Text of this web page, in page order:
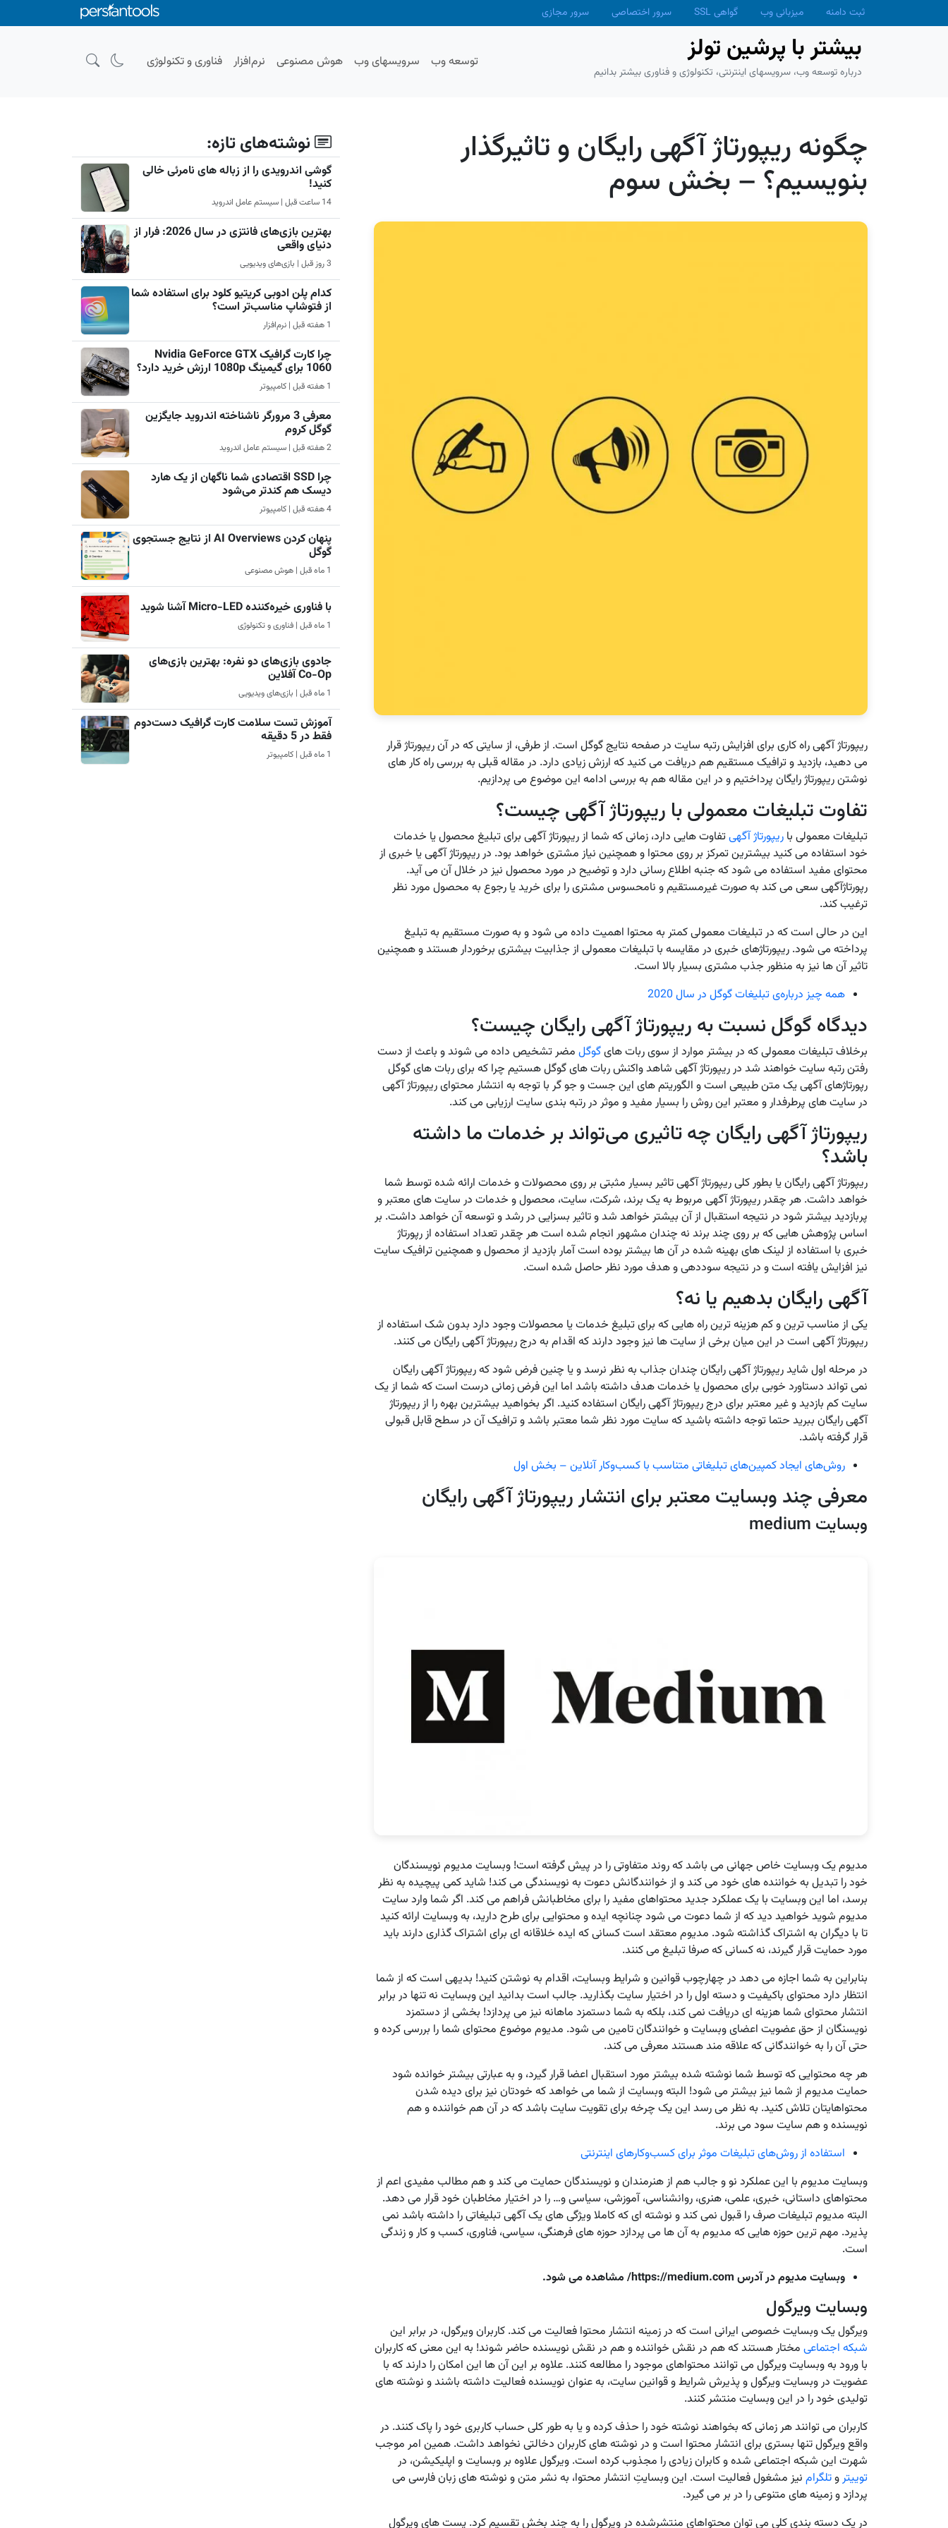
Skip to main contentثبت دامنه میزبانی وب گواهی SSL سرور اختصاصی سرور مجازی
بیشتر با پرشین تولز
درباره توسعه وب، سرویسهای اینترنتی، تکنولوژی و فناوری بیشتر بدانیم
توسعه وب سرویسهای وب هوش مصنوعی نرم‌افزار فناوری و تکنولوژی
چگونه ریپورتاژ آگهی رایگان و تاثیرگذار
بنویسیم؟ – بخش سوم
ریپورتاژ آگهی راه کاری برای افزایش رتبه سایت در صفحه نتایج گوگل است. از طرفی، از سایتی که در آن ریپورتاژ قرار
می دهید، بازدید و ترافیک مستقیم هم دریافت می کنید که ارزش زیادی دارد. در مقاله قبلی به بررسی راه کار های
نوشتن ریپورتاژ رایگان پرداختیم و در این مقاله هم به بررسی ادامه این موضوع می پردازیم.
تفاوت تبلیغات معمولی با ریپورتاژ آگهی چیست؟
تبلیغات معمولی با ریپورتاژ آگهیتفاوت هایی دارد، زمانی که شما از ریپورتاژ آگهی برای تبلیغ محصول یا خدمات
خود استفاده می کنید بیشترین تمرکز بر روی محتوا و همچنین نیاز مشتری خواهد بود. در ریپورتاژ آگهی یا خبری از
محتوای مفید استفاده می شود که جنبه اطلاع رسانی دارد و توضیح در مورد محصول نیز در خلال آن می آید.
رپورتاژآگهی سعی می کند به صورت غیرمستقیم و نامحسوس مشتری را برای خرید یا رجوع به محصول مورد نظر
ترغیب کند.
این در حالی است که در تبلیغات معمولی کمتر به محتوا اهمیت داده می شود و به صورت مستقیم به تبلیغ
پرداخته می شود. ریپورتاژهای خبری در مقایسه با تبلیغات معمولی از جذابیت بیشتری برخوردار هستند و همچنین
تاثیر آن ها نیز به منظور جذب مشتری بسیار بالا است.
همه چیز درباره‌ی تبلیغات گوگل در سال 2020
دیدگاه گوگل نسبت به ریپورتاژ آگهی رایگان چیست؟
برخلاف تبلیغات معمولی که در بیشتر موارد از سوی ربات هایگوگل مضر تشخیص داده می شوند و باعث از دست
رفتن رتبه سایت خواهند شد در ریپورتاژ آگهی شاهد واکنش ربات های گوگل هستیم چرا که برای ربات های گوگل
رپورتاژهای آگهی یک متن طبیعی است و الگوریتم های این جست و جو گر با توجه به انتشار محتوای ریپورتاژ آگهی
در سایت های پرطرفدار و معتبر این روش را بسیار مفید و موثر در رتبه بندی سایت ارزیابی می کند.
ریپورتاژ آگهی رایگان چه تاثیری می‌تواند بر خدمات ما داشته
باشد؟
ریپورتاژ آگهی رایگان یا بطور کلی ریپورتاژ آگهی تاثیر بسیار مثبتی بر روی محصولات و خدمات ارائه شده توسط شما
خواهد داشت. هر چقدر ریپورتاژ آگهی مربوط به یک برند، شرکت، سایت، محصول و خدمات در سایت های معتبر و
پربازدید بیشتر شود در نتیجه استقبال از آن بیشتر خواهد شد و تاثیر بسزایی در رشد و توسعه آن خواهد داشت. بر
اساس پژوهش هایی که بر روی چند برند نه چندان مشهور انجام شده است هر چقدر تعداد استفاده از رپورتاژ
خبری با استفاده از لینک های بهینه شده در آن ها بیشتر بوده است آمار بازدید از محصول و همچنین ترافیک سایت
نیز افزایش یافته است و در نتیجه سوددهی و هدف مورد نظر حاصل شده است.
آگهی رایگان بدهیم یا نه؟
یکی از مناسب ترین و کم هزینه ترین راه هایی که برای تبلیغ خدمات یا محصولات وجود دارد بدون شک استفاده از
ریپورتاژ آگهی است در این میان برخی از سایت ها نیز وجود دارند که اقدام به درج ریپورتاژ آگهی رایگان می کنند.
در مرحله اول شاید ریپورتاژ آگهی رایگان چندان جذاب به نظر نرسد و یا چنین فرض شود که ریپورتاژ آگهی رایگان
نمی تواند دستاورد خوبی برای محصول یا خدمات هدف داشته باشد اما این فرض زمانی درست است که شما از یک
سایت کم بازدید و غیر معتبر برای درج ریپورتاژ آگهی رایگان استفاده کنید. اگر بخواهید بیشترین بهره را از ریپورتاژ
آگهی رایگان ببرید حتما توجه داشته باشید که سایت مورد نظر شما معتبر باشد و ترافیک آن در سطح قابل قبولی
قرار گرفته باشد.
روش‌های ایجاد کمپین‌های تبلیغاتی متناسب با کسب‌وکار آنلاین – بخش اول
معرفی چند وبسایت معتبر برای انتشار ریپورتاژ آگهی رایگان
وبسایت medium
مدیوم یک وبسایت خاص جهانی می باشد که روند متفاوتی را در پیش گرفته است! وبسایت مدیوم نویسندگان
خود را تبدیل به خواننده های خود می کند و از خوانندگانش دعوت به نویسندگی می کند! شاید کمی پیچیده به نظر
برسد، اما این وبسایت با یک عملکرد جدید محتواهای مفید را برای مخاطبانش فراهم می کند. اگر شما وارد سایت
مدیوم شوید خواهید دید که از شما دعوت می شود چنانچه ایده و محتوایی برای طرح دارید، به وبسایت ارائه کنید
تا با دیگران به اشتراک گذاشته شود. مدیوم معتقد است کسانی که ایده خلاقانه ای برای اشتراک گذاری دارند باید
مورد حمایت قرار گیرند، نه کسانی که صرفا تبلیغ می کنند.
بنابراین به شما اجازه می دهد در چهارچوب قوانین و شرایط وبسایت، اقدام به نوشتن کنید! بدیهی است که از شما
انتظار دارد محتوای باکیفیت و دسته اول را در اختیار سایت بگذارید. جالب است بدانید این وبسایت نه تنها در برابر
انتشار محتوای شما هزینه ای دریافت نمی کند، بلکه به شما دستمزد ماهانه نیز می پردازد! بخشی از دستمزد
نویسنگان از حق عضویت اعضای وبسایت و خوانندگان تامین می شود. مدیوم موضوع محتوای شما را بررسی کرده و
حتی آن را به خوانندگانی که علاقه مند هستند معرفی می کند.
هر چه محتوایی که توسط شما نوشته شده بیشتر مورد استقبال اعضا قرار گیرد، و به عبارتی بیشتر خوانده شود
حمایت مدیوم از شما نیز بیشتر می شود! البته وبسایت از شما می خواهد که خودتان نیز برای دیده شدن
محتواهایتان تلاش کنید. به نظر می رسد این یک چرخه برای تقویت سایت باشد که در آن هم خواننده و هم
نویسنده و هم سایت سود می برند.
استفاده از روش‌های تبلیغات موثر برای کسب‌وکارهای اینترنتی
وبسایت مدیوم با این عملکرد نو و جالب هم از هنرمندان و نویسندگان حمایت می کند و هم مطالب مفیدی اعم از
محتواهای داستانی، خبری، علمی، هنری، روانشناسی، آموزشی، سیاسی و… را در اختیار مخاطبان خود قرار می دهد.
البته مدیوم تبلیغات صرف را قبول نمی کند و نوشته ای که کاملا ویژگی های یک آگهی تبلیغاتی را داشته باشد نمی
پذیرد. مهم ترین حوزه هایی که مدیوم به آن ها می پردازد حوزه های فرهنگی، سیاسی، فناوری، کسب و کار و زندگی
است.
وبسایت مدیوم در آدرس https://medium.com/ مشاهده می شود.
وبسایت ویرگول
ویرگول یک وبسایت خصوصی ایرانی است که در زمینه انتشار محتوا فعالیت می کند. کاربران ویرگول، در برابر این
شبکه اجتماعی مختار هستند که هم در نقش خواننده و هم در نقش نویسنده حاضر شوند! به این معنی که کاربران
با ورود به وبسایت ویرگول می توانند محتواهای موجود را مطالعه کنند. علاوه بر این آن ها این امکان را دارند که با
عضویت در وبسایت ویرگول و پذیرش شرایط و قوانین سایت، به عنوان نویسنده فعالیت داشته باشند و نوشته های
تولیدی خود را در این وبسایت منتشر کنند.
کاربران می توانند هر زمانی که بخواهند نوشته خود را حذف کرده و یا به طور کلی حساب کاربری خود را پاک کنند. در
واقع ویرگول تنها بستری برای انتشار محتوا است و در نوشته های کاربران دخالتی نخواهد داشت. همین امر موجب
شهرت این شبکه اجتماعی شده و کابران زیادی را مجذوب کرده است. ویرگول علاوه بر وبسایت و اپلیکیشن، در
توییتروتلگرام نیز مشغول فعالیت است. این وبسایتِ انتشار محتوا، به نشر متن و نوشته های زبان فارسی می
پردازد و زمینه های متنوعی را در بر می گیرد.
در یک دسته بندی کلی می توان محتواهای منتشرشده در ویرگول را به چند بخش تقسیم کرد. پست های ویرگول
نوشته‌های تازه:
گوشی اندرویدی را از زباله های نامرئی خالی
کنید!
14 ساعت قبل | سیستم عامل اندروید
بهترین بازی‌های فانتزی در سال 2026: فرار از
دنیای واقعی
3 روز قبل | بازی‌های ویدیویی
کدام پلن ادوبی کریتیو کلود برای استفاده شما
از فتوشاپ مناسب‌تر است؟
1 هفته قبل | نرم‌افزار
چرا کارت گرافیک Nvidia GeForce GTX
1060 برای گیمینگ 1080p ارزش خرید دارد؟
1 هفته قبل | کامپیوتر
معرفی 3 مرورگر ناشناخته اندروید جایگزین
گوگل کروم
2 هفته قبل | سیستم عامل اندروید
چرا SSD اقتصادی شما ناگهان از یک هارد
دیسک هم کندتر می‌شود
4 هفته قبل | کامپیوتر
پنهان کردن AI Overviews از نتایج جستجوی
گوگل
1 ماه قبل | هوش مصنوعی
با فناوری خیره‌کننده Micro-LED آشنا شوید
1 ماه قبل | فناوری و تکنولوژی
جادوی بازی‌های دو نفره: بهترین بازی‌های
Co-Op آفلاین
1 ماه قبل | بازی‌های ویدیویی
آموزش تست سلامت کارت گرافیک دست‌دوم
فقط در 5 دقیقه
1 ماه قبل | کامپیوتر